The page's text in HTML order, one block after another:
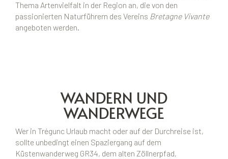
Thema Artenvielfalt in der Region an, die von den
passionierten Naturführern des Vereins Bretagne Vivante
angeboten werden.
WANDERN UND
WANDERWEGE
Wer in Trégunc Urlaub macht oder auf der Durchreise ist,
sollte unbedingt einen Spaziergang auf dem
Küstenwanderweg GR34, dem alten Zöllnerpfad,